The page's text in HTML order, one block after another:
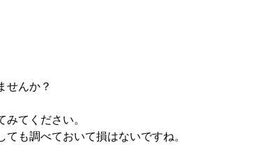
せんか？
てください。
も調べておいて損はないですね。